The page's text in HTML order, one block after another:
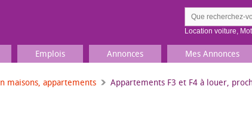
Location voiture,
Emplois Annonces Mes Annonces
maisons, appartements Appartements F3 et F4 à louer,